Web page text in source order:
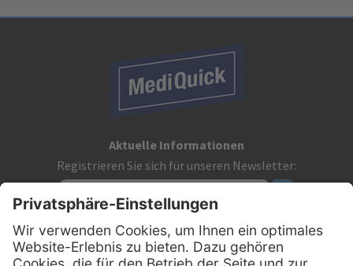
Aktuelle Informationen
Registrieren Sie sich für unseren Newsletter:
Kontakt